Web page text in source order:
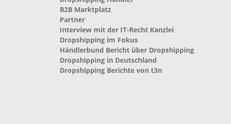
B2B Marktplatz
Partner
Interview mit der IT-Recht Kanzlei
Dropshipping im Fokus
Händlerbund Bericht über Dropshipping
Dropshipping in Deutschland
Dropshipping Berichte von t3n